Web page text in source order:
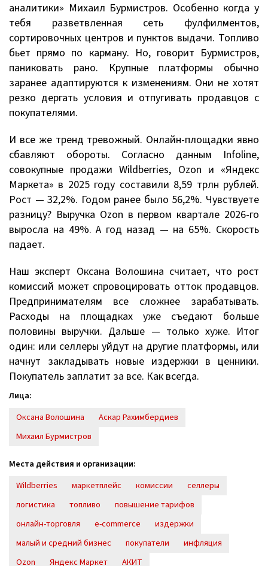
аналитики» Михаил Бурмистров. Особенно когда у
тебя разветвленная сеть фулфилментов,
сортировочных центров и пунктов выдачи. Топливо
бьет прямо по карману. Но, говорит Бурмистров,
паниковать рано. Крупные платформы обычно
заранее адаптируются к изменениям. Они не хотят
резко дергать условия и отпугивать продавцов с
покупателями.
И все же тренд тревожный. Онлайн-площадки явно
сбавляют обороты. Согласно данным Infoline,
совокупные продажи Wildberries, Ozon и «Яндекс
Маркета» в 2025 году составили 8,59 трлн рублей.
Рост — 32,2%. Годом ранее было 56,2%. Чувствуете
разницу? Выручка Ozon в первом квартале 2026-го
выросла на 49%. А год назад — на 65%. Скорость
падает.
Наш эксперт Оксана Волошина считает, что рост
комиссий может спровоцировать отток продавцов.
Предпринимателям все сложнее зарабатывать.
Расходы на площадках уже съедают больше
половины выручки. Дальше — только хуже. Итог
один: или селлеры уйдут на другие платформы, или
начнут закладывать новые издержки в ценники.
Покупатель заплатит за все. Как всегда.
Лица:
Оксана Волошина
Аскар Рахимбердиев
Михаил Бурмистров
Места действия и организации:
Wildberries
маркетплейс комиссии
селлеры
логистика
топливо
повышение тарифов
онлайн-торговля
e-commerce
издержки
малый и средний бизнес
покупатели
инфляция
Ozon
Яндекс Маркет АКИТ